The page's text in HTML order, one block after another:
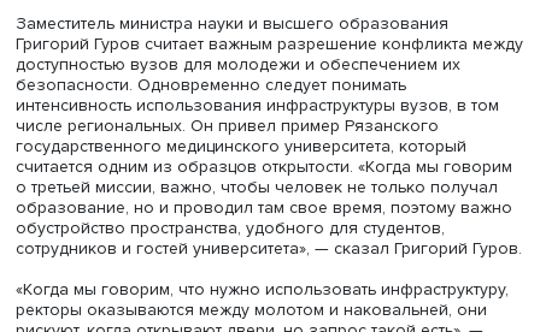
софинансирования и государственно-частного
Важна инициатива: если ее проявляют, открытие
инфраструктуры университета происходит быстрее,
подчеркнул научный руководитель экспертно-
центра «Научно-образовательная политика» Евгений
Понимание, как привлечь ребят, проявляют
осознающие важность своей третьей, социальной,
Среди них он назвал РУДН, ВШЭ, МИСиС, Тюменский
госуниверситет. Многие университеты хотят открыться
управленческая робость и боязнь проблем с
безопасностью», — сказал Евгений Сженов. Он также